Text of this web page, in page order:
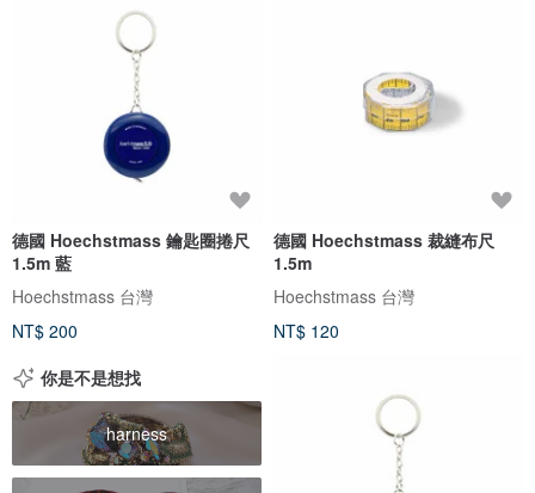
德國 Hoechstmass 鑰匙圈捲尺
1.5m 藍
Hoechstmass 台灣
NT$ 200
德國 Hoechstmass 裁縫布尺
1.5m
Hoechstmass 台灣
NT$ 120
你是不是想找
harness